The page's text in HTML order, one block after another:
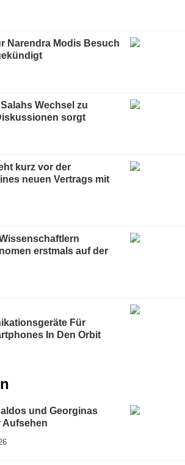
Narendra Modis Besuch
Wechsel zu
sorgt
kurz vor der
neuen Vertrags mit
erstmals auf der
Für
In Den Orbit
und Georginas
Aufsehen